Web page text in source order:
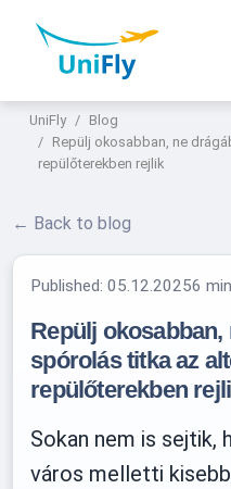
UniFly
Blog
Repülj okosabban, ne
repülőterekben rejlik
← Back to blog
Published:05.12.20256
Repülj okosabban,
spórolás titka az
repülőterekben
Sokan nem is sejtik,
város melletti